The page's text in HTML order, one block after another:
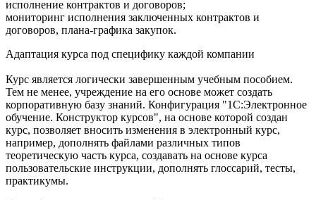
исполнение контрактов и договоров;
мониторинг исполнения заключенных контрактов и
договоров, плана-графика закупок.
Адаптация курса под специфику каждой компании
Курс является логически завершенным учебным пособием.
Тем не менее, учреждение на его основе может создать
корпоративную базу знаний. Конфигурация "1С:Электронное
обучение. Конструктор курсов", на основе которой создан
курс, позволяет вносить изменения в электронный курс,
например, дополнять файлами различных типов
теоретическую часть курса, создавать на основе курса
пользовательские инструкции, дополнять глоссарий, тесты,
практикумы.